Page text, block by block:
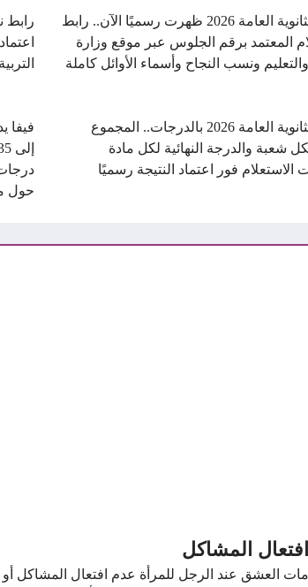
نتيجة الثانوية العامة 2026 ظهرت رسميًا الآن.. رابط
المعتمد برقم الجلوس عبر موقع وزارة
والتعليم ونسب النجاح وأسماء الأوائل كاملة
نتيجة الثانوية العامة 2026 بالدرجات.. المجموع
شعبة والدرجة النهائية لكل مادة
فور اعتماد النتيجة رسميًا
حول
المشاكل
العشق عند الرجل للمرأة عدم افتعال المشاكل أو